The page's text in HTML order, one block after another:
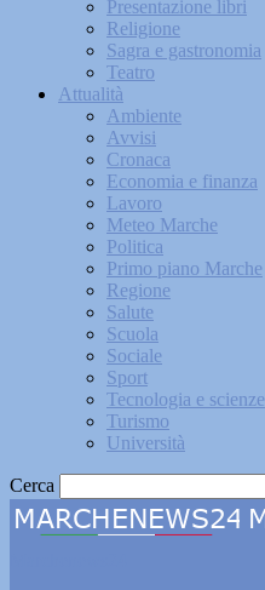
Presentazione libri
Religione
Sagra e gastronomia
Teatro
Attualità
Ambiente
Avvisi
Cronaca
Economia e finanza
Lavoro
Meteo Marche
Politica
Primo piano Marche
Regione
Salute
Scuola
Sociale
Sport
Tecnologia e scienze
Turismo
Università
Cerca